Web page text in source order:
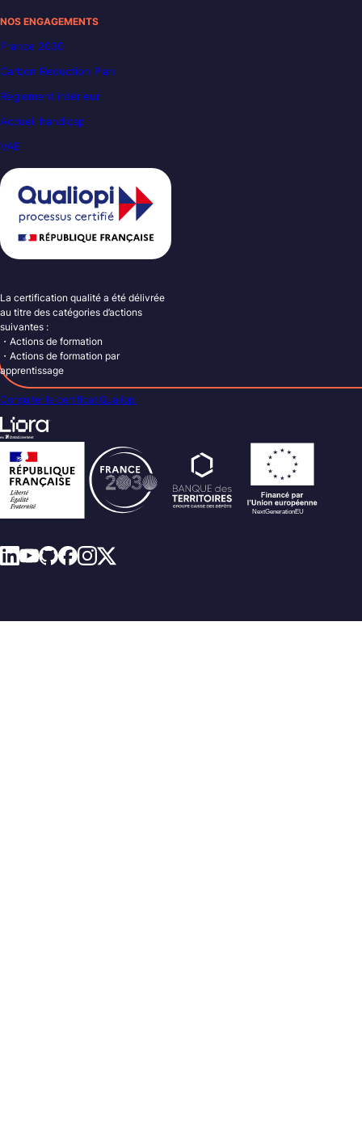
NOS ENGAGEMENTS
France 2030
Carbon Reduction Plan
Règlement intérieur
Accueil handicap
VAE
La certification qualité a été délivrée
au titre des catégories d’actions
suivantes :
・Actions de formation
・Actions de formation par
apprentissage
Consulter le certificat Qualiopi